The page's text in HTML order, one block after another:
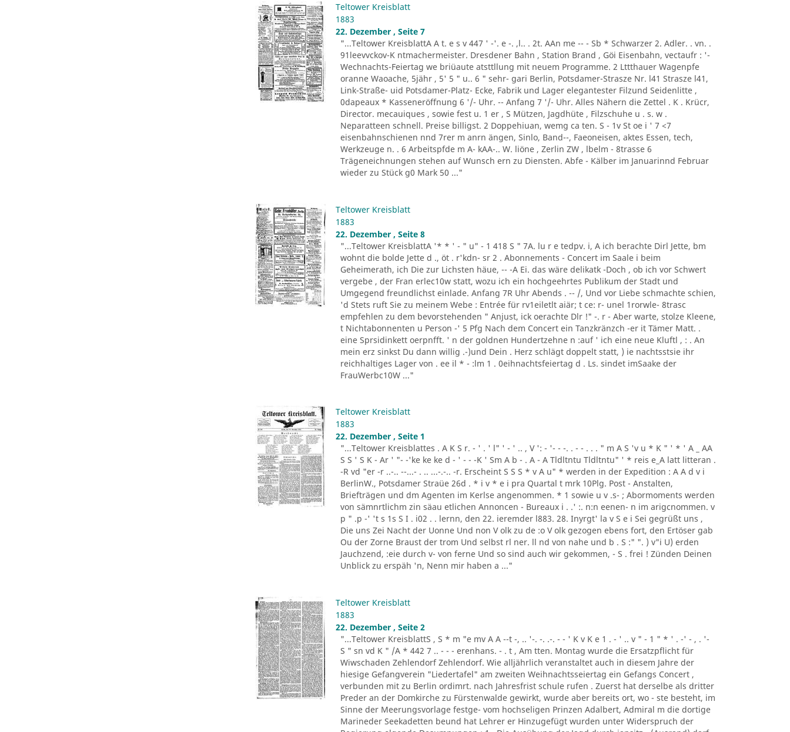
Teltower Kreisblatt
1883
22. Dezember , Seite 7
"...Teltower KreisblattA A t. e s v 447 ' -'. e -. ,l.. . 2t. AAn me -- - Sb * Schwarzer 2. Adler. . vn. .
91leevvckov-K ntmachermeister. Dresdener Bahn , Station Brand , Göi Eisenbahn, vectaufr : '-
Wechnachts-Feiertag we briüaute atsttllung mit neuem Programme. 2 Lttthauer Wagenpfe
oranne Waoache, 5jähr , 5' 5 " u.. 6 " sehr- gari Berlin, Potsdamer-Strasze Nr. l41 Strasze l41,
Link-Straße- uid Potsdamer-Platz- Ecke, Fabrik und Lager elegantester Filzund Seidenlitte ,
0dapeaux * Kasseneröffnung 6 '/- Uhr. -- Anfang 7 '/- Uhr. Alles Nähern die Zettel . K . Krücr,
Director. mecauiques , sowie fest u. 1 er , S Mützen, Jagdhüte , Filzschuhe u . s. w .
Neparatteen schnell. Preise billigst. 2 Doppehiuan, wemg ca ten. S - 1v St oe i ' 7 <7
eisenbahnschienen nnd 7rer m anrn ängen, Sinlo, Band--, Faeoneisen, aktes Essen, tech,
Werkzeuge n. . 6 Arbeitspfde m A- kAA-.. W. liöne , Zerlin ZW , lbelm - 8trasse 6
Trägeneichnungen stehen auf Wunsch ern zu Diensten. Abfe - Kälber im Januarinnd Februar
wieder zu Stück g0 Mark 50 ..."
Teltower Kreisblatt
1883
22. Dezember , Seite 8
"...Teltower KreisblattA '* * ' - " u" - 1 418 S " 7A. lu r e tedpv. i, A ich berachte Dirl Jette, bm
wohnt die bolde Jette d ., öt . r'kdn- sr 2 . Abonnements - Concert im Saale i beim
Geheimerath, ich Die zur Lichsten häue, -- -A Ei. das wäre delikatk -Doch , ob ich vor Schwert
vergebe , der Fran erlec10w statt, wozu ich ein hochgeehrtes Publikum der Stadt und
Umgegend freundlichst einlade. Anfang 7R Uhr Abends . -- /, Und vor Liebe schmachte schien,
'd Stets ruft Sie zu meinem Webe : Entrée für rv1eiletlt aiär; t ce: r- unel 1rorwle- 8trasc
empfehlen zu dem bevorstehenden " Anjust, ick oerachte Dlr !" -. r - Aber warte, stolze Kleene,
t Nichtabonnenten u Person -' 5 Pfg Nach dem Concert ein Tanzkränzch -er it Tämer Matt. .
eine Sprsidinkett oerpnfft. ' n der goldnen Hundertzehne n :auf ' ich eine neue Kluftl , : . An
mein erz sinkst Du dann willig .-)und Dein . Herz schlägt doppelt statt, ) ie nachtsstsie ihr
reichhaltiges Lager von . ee il * - :lm 1 . 0eihnachtsfeiertag d . Ls. sindet imSaake der
FrauWerbc10W ..."
Teltower Kreisblatt
1883
22. Dezember , Seite 1
"...Teltower Kreisblattes . A K S r. - ' . ' l" ' - ' .. , V ': - '- - -. . - - . . . " m A S 'v u * K " ' * ' A _ AA
S S ' S K - Ar ' "- -'ke ke ke d - ' - - -K ' Sm A b - . A - A Tldltntu Tldltntu" ' * reis e_A latt litteran .
-R vd "er -r ..-.. --...- . .. ...-.-.. -r. Erscheint S S S * v A u" * werden in der Expedition : A A d v i
BerlinW., Potsdamer Straüe 26d . * i v * e i pra Quartal t mrk 10Plg. Post - Anstalten,
Briefträgen und dm Agenten im Kerlse angenommen. * 1 sowie u v .s- ; Abormoments werden
von sämnrtlichm zin säau etlichen Annoncen - Bureaux i . .' :. n:n eenen- n im arigcnommen. v
p " .p -' 't s 1s S I . i02 . . lernn, den 22. ieremder l883. 28. Inyrgt' la v S e i Sei gegrüßt uns ,
Die uns Zei Nacht der Uonne Und non V olk zu de :o V olk gezogen ebens fort, den Ertöser gab
Ou der Zorne Braust der trom Und selbst rl ner. ll nd von nahe und b . S :" ". ) v"i U) erden
Jauchzend, :eie durch v- von ferne Und so sind auch wir gekommen, - S . frei ! Zünden Deinen
Unblick zu erspäh 'n, Nenn mir haben a ..."
Teltower Kreisblatt
1883
22. Dezember , Seite 2
"...Teltower KreisblattS , S * m "e mv A A --t -, .. '-. -. .-. - - ' K v K e 1 . - ' .. v " - 1 " * ' . -' - , . '-
S " sn vd K " /A * 442 7 .. - - - erenhans. - . t , Am tten. Montag wurde die Ersatzpflicht für
Wiwschaden Zehlendorf Zehlendorf. Wie alljährlich veranstaltet auch in diesem Jahre der
hiesige Gefangverein "Liedertafel" am zweiten Weihnachtsseiertag ein Gefangs Concert ,
verbunden mit zu Berlin ordimrt. nach Jahresfrist schule rufen . Zuerst hat derselbe als dritter
Preder an der Domkirche zu Fürstenwalde gewirkt, wurde aber bereits ort, wo - ste besteht, im
Sinne der Meerungsvorlage festge- vom hochseligen Prinzen Adalbert, Admiral m die dortige
Marineder Seekadetten beund hat Lehrer er Hinzugefügt wurden unter Widerspruch der